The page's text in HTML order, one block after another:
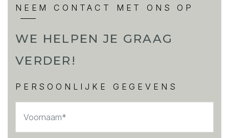
NEEM CONTACT MET ONS OP
WE HELPEN JE GRAAG
VERDER!
PERSOONLIJKE GEGEVENS